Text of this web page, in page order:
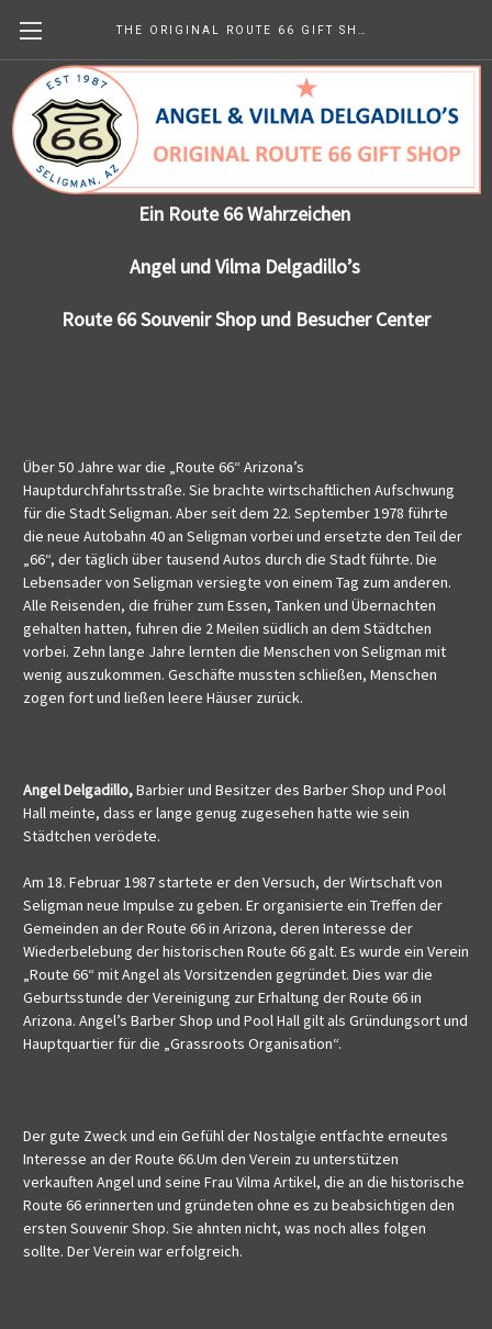
Our Story In German
Ein Route 66 Wahrzeichen
Angel und Vilma Delgadillo’s
Route 66 Souvenir Shop und Besucher Center
Über 50 Jahre war die „Route 66“ Arizona’s
Hauptdurchfahrtsstraße. Sie brachte wirtschaftlichen Aufschwung
für die Stadt Seligman. Aber seit dem 22. September 1978 führte
die neue Autobahn 40 an Seligman vorbei und ersetzte den Teil der
„66“, der täglich über tausend Autos durch die Stadt führte. Die
Lebensader von Seligman versiegte von einem Tag zum anderen.
Alle Reisenden, die früher zum Essen, Tanken und Übernachten
gehalten hatten, fuhren die 2 Meilen südlich an dem Städtchen
vorbei. Zehn lange Jahre lernten die Menschen von Seligman mit
wenig auszukommen. Geschäfte mussten schließen, Menschen
zogen fort und ließen leere Häuser zurück.
Angel Delgadillo,Barbier und Besitzer des Barber Shop und Pool
Hall meinte, dass er lange genug zugesehen hatte wie sein
Städtchen verödete.
Am 18. Februar 1987 startete er den Versuch, der Wirtschaft von
Seligman neue Impulse zu geben. Er organisierte ein Treffen der
Gemeinden an der Route 66 in Arizona, deren Interesse der
Wiederbelebung der historischen Route 66 galt. Es wurde ein Verein
„Route 66“ mit Angel als Vorsitzenden gegründet. Dies war die
Geburtsstunde der Vereinigung zur Erhaltung der Route 66 in
Arizona. Angel’s Barber Shop und Pool Hall gilt als Gründungsort und
Hauptquartier für die „Grassroots Organisation“.
Der gute Zweck und ein Gefühl der Nostalgie entfachte erneutes
Interesse an der Route 66.Um den Verein zu unterstützen
verkauften Angel und seine Frau Vilma Artikel, die an die historische
Route 66 erinnerten und gründeten ohne es zu beabsichtigen den
ersten Souvenir Shop. Sie ahnten nicht, was noch alles folgen
sollte. Der Verein war erfolgreich.